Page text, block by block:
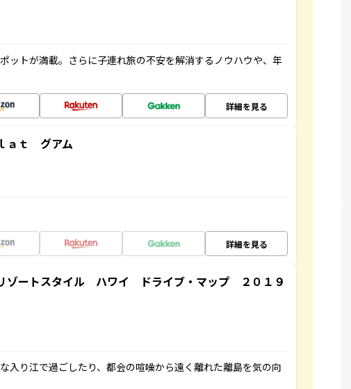
ットが満載。さらに子連れ旅の不安を解消するノウハウや、年
詳細を見る
ａｔ グアム
詳細を見る
ートスタイル ハワイ ドライブ・マップ ２０１９
入り江で過ごしたり、都会の喧噪から遠く離れた離島を気の向